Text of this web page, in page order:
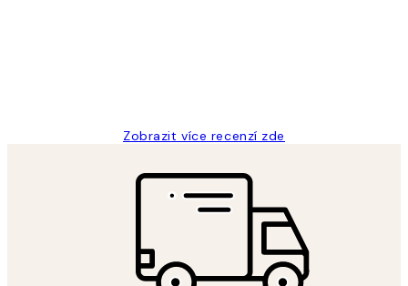
Zobrazit více recenzí zde